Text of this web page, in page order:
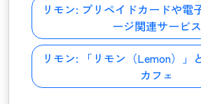
リモン: プリペイドカードや電
ージ関連サービス
リモン:
「リモン（Lemon）」
カフェ